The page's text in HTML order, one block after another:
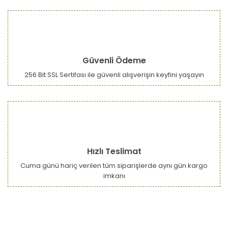
Güvenli Ödeme
256 Bit SSL Sertifası ile güvenli alışverişin keyfini yaşayın
Hızlı Teslimat
Cuma günü hariç verilen tüm siparişlerde aynı gün kargo
imkanı